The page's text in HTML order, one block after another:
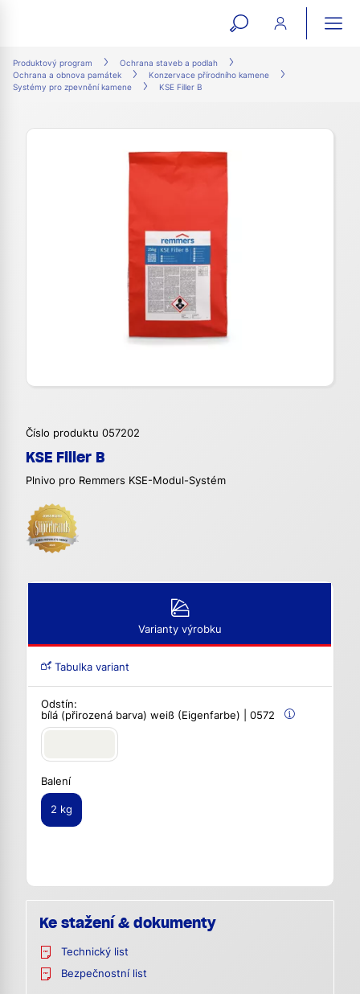
open
search
Produktový program
Ochrana staveb a podlah
Ochrana a obnova památek
Konzervace přírodního kamene
Systémy pro zpevnění kamene
KSE Filler B
Číslo produktu 057202
KSE Filler B
Plnivo pro Remmers KSE-Modul-Systém
Varianty výrobku
Tabulka variant
Odstín:
bílá (přirozená barva) weiß (Eigenfarbe) | 0572
Balení
2 kg
Ke stažení & dokumenty
Technický list
Bezpečnostní list